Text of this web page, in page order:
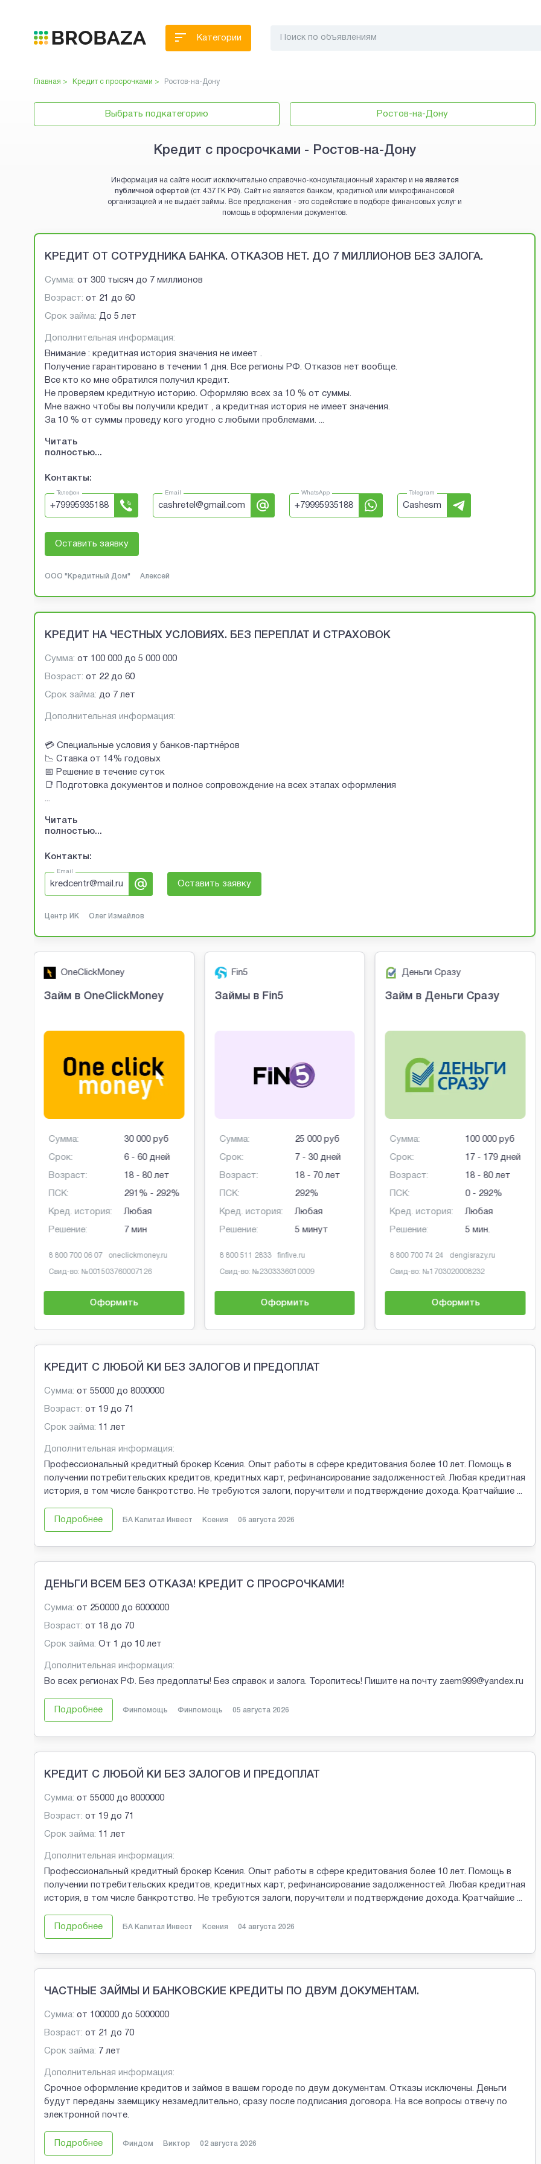
Категории
Главная > Кредит с просрочками > Ростов-на-Дону
Выбрать подкатегорию Ростов-на-Дону
Кредит с просрочками - Ростов-на-Дону
Информация на сайте носит исключительно справочно-консультационный характер и не является
публичной офертой (ст. 437 ГК РФ). Сайт не является банком, кредитной или микрофинансовой
организацией и не выдаёт займы. Все предложения - это содействие в подборе финансовых услуг и
помощь в оформлении документов.
Brobaza - VIP-объявления
КРЕДИТ ОТ СОТРУДНИКА БАНКА. ОТКАЗОВ НЕТ. ДО 7 МИЛЛИОНОВ БЕЗ ЗАЛОГА.
Сумма: от 300 тысяч до 7 миллионов
Возраст: от 21 до 60
Срок займа: До 5 лет
Дополнительная информация:
Внимание : кредитная история значения не имеет .
Получение гарантировано в течении 1 дня. Все регионы РФ. Отказов нет вообще.
Все кто ко мне обратился получил кредит.
Не проверяем кредитную историю. Оформляю всех за 10 % от суммы.
Мне важно чтобы вы получили кредит , а кредитная история не имеет значения.
За 10 % от суммы проведу кого угодно с любыми проблемами. ...
Читать
полностью...
Контакты:
Телефон
+79995935188
Email
cashretel@gmail.com
WhatsApp
+79995935188
Telegram
Cashesm
Оставить заявку
ООО "Кредитный Дом" Алексей
КРЕДИТ НА ЧЕСТНЫХ УСЛОВИЯХ. БЕЗ ПЕРЕПЛАТ И СТРАХОВОК
Сумма: от 100 000 до 5 000 000
Возраст: от 22 до 60
Срок займа: до 7 лет
Дополнительная информация:
💳 Специальные условия у банков-партнёров
📉 Ставка от 14% годовых
📅 Решение в течение суток
📑 Подготовка документов и полное сопровождение на всех этапах оформления
...
Читать
полностью...
Контакты:
Email
kredcentr@mail.ru Оставить заявку
Центр ИК Олег Измайлов
OneClickMoney
Займ в OneClickMoney
Сумма:
Срок:
Возраст:
ПСК:
Кред. история:
Решение:
30 000 руб
6 - 60 дней
18 - 80 лет
291% - 292%
Любая
7 мин
8 800 700 06 07 oneclickmoney.ru
Свид-во: №001503760007126
Оформить
Fin5
Займы в Fin5
Сумма:
Срок:
Возраст:
ПСК:
Кред. история:
Решение:
25 000 руб
7 - 30 дней
18 - 70 лет
292%
Любая
5 минут
8 800 511 2833 finfive.ru
Свид-во: №2303336010009
Оформить
Деньги Сразу
Займ в Деньги Сразу
Сумма:
Срок:
Возраст:
ПСК:
Кред. история:
Решение:
100 000 руб
17 - 179 дней
18 - 80 лет
0 - 292%
Любая
5 мин.
8 800 700 74 24 dengisrazy.ru
Свид-во: №1703020008232
Оформить
Brobaza - Обычные объявления
КРЕДИТ С ЛЮБОЙ КИ БЕЗ ЗАЛОГОВ И ПРЕДОПЛАТ
Сумма: от 55000 до 8000000
Возраст: от 19 до 71
Срок займа: 11 лет
Дополнительная информация:
Профессиональный кредитный брокер Ксения. Опыт работы в сфере кредитования более 10 лет. Помощь в
получении потребительских кредитов, кредитных карт, рефинансирование задолженностей. Любая кредитная
история, в том числе банкротство. Не требуются залоги, поручители и подтверждение дохода. Кратчайшие
Подробнее БА Капитал Инвест Ксения 06 августа 2026
ДЕНЬГИ ВСЕМ БЕЗ ОТКАЗА! КРЕДИТ С ПРОСРОЧКАМИ!
Сумма: от 250000 до 6000000
Возраст: от 18 до 70
Срок займа: От 1 до 10 лет
Дополнительная информация:
Во всех регионах РФ. Без предоплаты! Без справок и залога. Торопитесь! Пишите на почту zaem999@yandex.ru
Подробнее Финпомощь Финпомощь 05 августа 2026
КРЕДИТ С ЛЮБОЙ КИ БЕЗ ЗАЛОГОВ И ПРЕДОПЛАТ
Сумма: от 55000 до 8000000
Возраст: от 19 до 71
Срок займа: 11 лет
Дополнительная информация:
Профессиональный кредитный брокер Ксения. Опыт работы в сфере кредитования более 10 лет. Помощь в
получении потребительских кредитов, кредитных карт, рефинансирование задолженностей. Любая кредитная
история, в том числе банкротство. Не требуются залоги, поручители и подтверждение дохода. Кратчайшие
Подробнее БА Капитал Инвест Ксения 04 августа 2026
ЧАСТНЫЕ ЗАЙМЫ И БАНКОВСКИЕ КРЕДИТЫ ПО ДВУМ ДОКУМЕНТАМ.
Сумма: от 100000 до 5000000
Возраст: от 21 до 70
Срок займа: 7 лет
Дополнительная информация:
Срочное оформление кредитов и займов в вашем городе по двум документам. Отказы исключены. Деньги
будут переданы заемщику незамедлительно, сразу после подписания договора. На все вопросы отвечу по
электронной почте.
Подробнее Финдом Виктор 02 августа 2026